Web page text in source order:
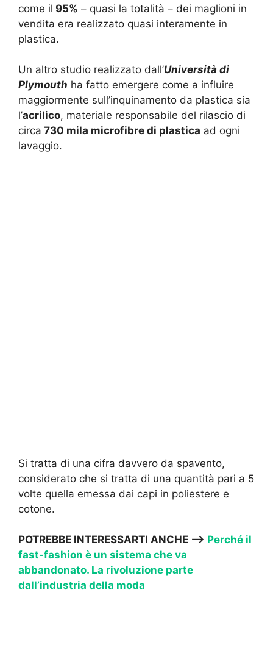
come il 95% – quasi la totalità – dei maglioni in
vendita era realizzato quasi interamente in
plastica.
Un altro studio realizzato dall’Università di
Plymouth ha fatto emergere come a influire
maggiormente sull’inquinamento da plastica sia
l’acrilico, materiale responsabile del rilascio di
circa 730 mila microfibre di plastica ad ogni
lavaggio.
Si tratta di una cifra davvero da spavento,
considerato che si tratta di una quantità pari a 5
volte quella emessa dai capi in poliestere e
cotone.
POTREBBE INTERESSARTI ANCHE —-> Perché il
fast-fashion è un sistema che va
abbandonato. La rivoluzione parte
dall’industria della moda